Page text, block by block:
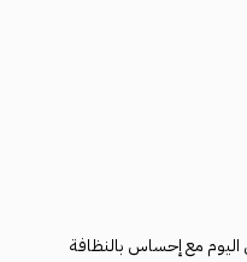
اليوم مع إحساس بالنظافة